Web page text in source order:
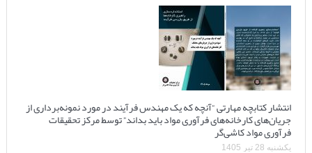
انتشار کتابچه مهارتی “آنچه که یک مهندس فرآیند در مورد نمونه‌برداری از
جریان‌های کارخانه‌های فرآوری مواد باید بداند” توسط مرکز تحقیقات
فرآوری مواد کاشی‌گر
یکشنبه 28 تیر 1405